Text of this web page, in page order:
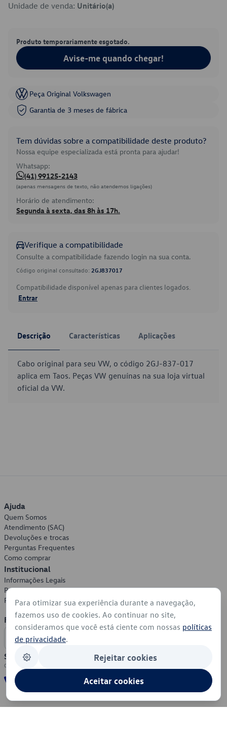
Unidade de venda: Unitário(a)
Produto temporariamente esgotado.
Avise-me quando chegar!
Peça Original Volkswagen
Garantia de 3 meses de fábrica
Tem dúvidas sobre a compatibilidade deste produto?
Nossa equipe especializada está pronta para ajudar!
Whatsapp:
(41) 99125-2143
(apenas mensagens de texto, não atendemos ligações)
Horário de atendimento:
Segunda à sexta, das 8h às 17h.
Verifique a compatibilidade
Consulte a compatibilidade fazendo login na sua conta.
Código original consultado: 2GJ837017
Compatibilidade disponível apenas para clientes logados.
Entrar
Descrição Características Aplicações
Cabo original para seu VW, o código 2GJ-837-017
aplica em Taos. Peças VW genuínas na sua loja virtual
oficial da VW.
Ajuda
Quem Somos
Atendimento (SAC)
Devoluções e trocas
Perguntas Frequentes
Como comprar
Institucional
Informações Legais
Política de Privacidade
Política de Cookies
Formas de Pagamento
Segurança
Para otimizar sua experiência durante a navegação,
fazemos uso de cookies. Ao continuar no site,
consideramos que você está ciente com nossas políticas
de privacidade.
Rejeitar cookies
Aceitar cookies